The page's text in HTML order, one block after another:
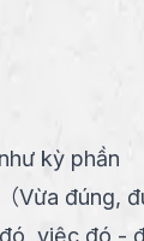
kỳ phần
（Vừa đúng,
việc đó -